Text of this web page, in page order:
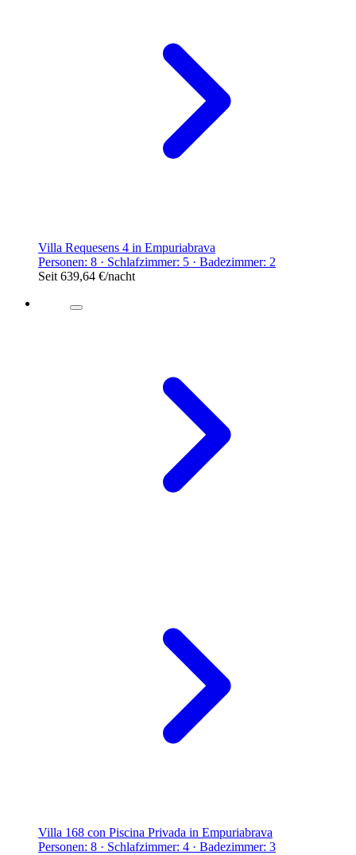
Villa Requesens 4 in Empuriabrava
Personen: 8 · Schlafzimmer: 5 · Badezimmer: 2
Seit 639,64 €/nacht
Villa 168 con Piscina Privada in Empuriabrava
Personen: 8 · Schlafzimmer: 4 · Badezimmer: 3